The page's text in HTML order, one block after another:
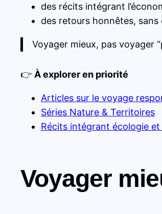
des récits intégrant
des retours honnêtes,
Voyager mieux, pas voyager
👉 À explorer en priorité
Articles sur le voyage
Séries Nature & Territoires
Récits intégrant écologie
Voyager